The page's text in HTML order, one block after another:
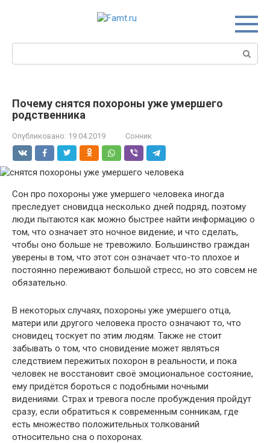
Почему снятся похороны уже умершего
родственника
Опубликовано: 19.04.2019 Сонник
Сон про похороны уже умершего человека иногда
преследует сновидца несколько дней подряд, поэтому
люди пытаются как можно быстрее найти информацию о
том, что означает это ночное видение, и что сделать,
чтобы оно больше не тревожило. Большинство граждан
уверены в том, что этот сон означает что-то плохое и
постоянно переживают большой стресс, но это совсем не
обязательно.
В некоторых случаях, похороны уже умершего отца,
матери или другого человека просто означают то, что
сновидец тоскует по этим людям. Также не стоит
забывать о том, что сновидение может являться
следствием пережитых похорон в реальности, и пока
человек не восстановит своё эмоциональное состояние,
ему придётся бороться с подобными ночными
видениями. Страх и тревога после пробуждения пройдут
сразу, если обратиться к современным сонникам, где
есть множество положительных толкований
относительно сна о похоронах.